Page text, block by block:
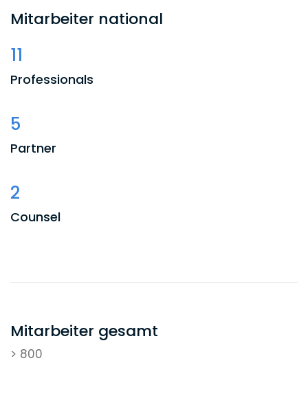
Mitarbeiter national
11
Professionals
5
Partner
2
Counsel
Mitarbeiter gesamt
> 800